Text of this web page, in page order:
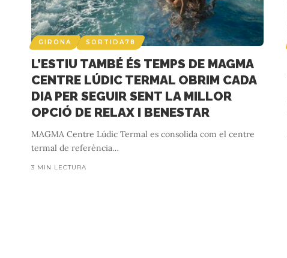
GIRONA SORTIDA78
L’ESTIU TAMBÉ ÉS TEMPS DE MAGMA
CENTRE LÚDIC TERMAL OBRIM CADA
DIA PER SEGUIR SENT LA MILLOR
OPCIÓ DE RELAX I BENESTAR
MAGMA Centre Lúdic Termal es consolida com el centre
termal de referència…
3 MIN LECTURA